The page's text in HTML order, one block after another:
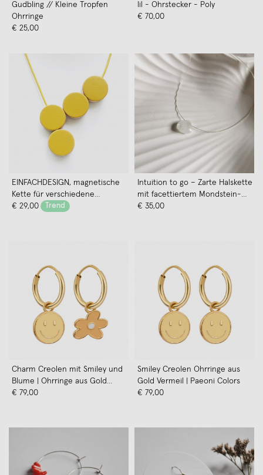
Gudbling // Kleine Tropfen
Ohrringe
€ 25,00
lil - Ohrstecker - Poly
€ 70,00
EINFACHDESIGN, magnetische
Kette für verschiedene
Kettenformationen, Leder auf
€ 29,00 Trend
Intuition to go – Zarte Halskette
mit facettiertem Mondstein-
Anhänger und Verschluss in Gold
€ 35,00
Charm Creolen mit Smiley und
Blume | Ohrringe aus Gold
Vermeil | Paeoni Colors
€ 79,00
Smiley Creolen Ohrringe aus
Gold Vermeil | Paeoni Colors
€ 79,00